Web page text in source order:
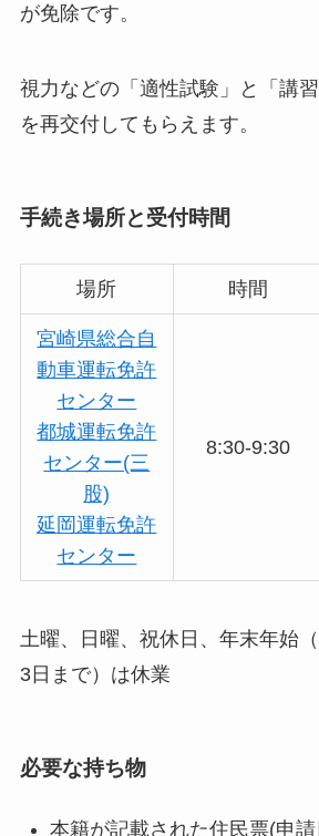
が免除です。
視力などの「適性試験」と「講
を再交付してもらえます。
手続き場所と受付時間
場所 時間
宮崎県総合自
動車運転免許
センター
都城運転免許
センター(三
股)
延岡運転免許
センター
8:30-9:30
土曜、日曜、祝休日、年末年始
3日まで）は休業
必要な持ち物
本籍が記載された住民票(申